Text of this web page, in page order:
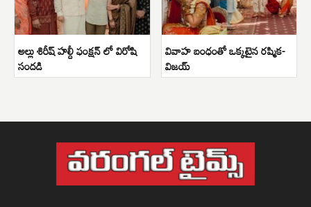
అల్లు శిరీష్ హల్దీ ఫంక్షన్ లో విరోషి
సందడి
వివాహ బంధంతో ఒక్కటైన రష్మిక-
విజయ్